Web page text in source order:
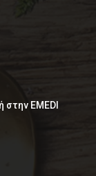
EMEDI